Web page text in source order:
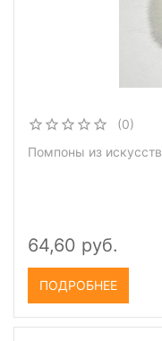
(0)
Помпоны из
64,60 руб.
ПОДРОБНЕЕ